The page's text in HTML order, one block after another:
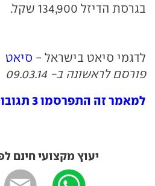
בגרסת הדיזל 134,900 שקל.
לדגמי סיאט בישראל - סיאט
פורסם לראשונה ב- 09.03.14
למאמר זה התפרסמו 3 תגובות
יעוץ מקצועי חינם